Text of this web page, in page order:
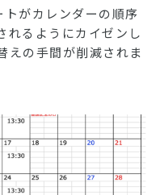
がカレンダーの順序
れるようにカイゼンし
えの手間が削減されま